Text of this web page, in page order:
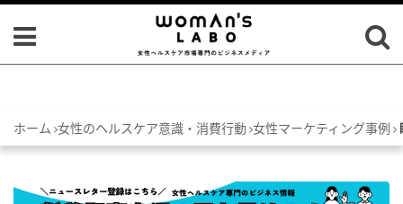
ホーム 女性のヘルスケア意識・消費行動 女性マーケティング事例